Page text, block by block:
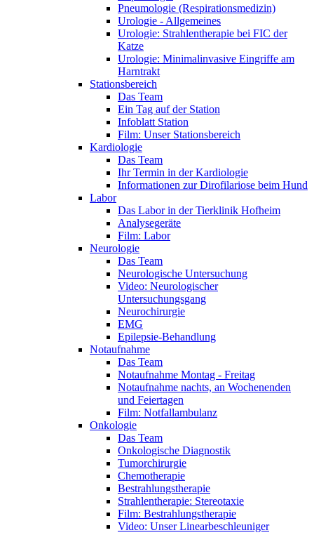
Pneumologie (Respirationsmedizin)
Urologie - Allgemeines
Urologie: Strahlentherapie bei FIC der
Katze
Urologie: Minimalinvasive Eingriffe am
Harntrakt
Stationsbereich
Das Team
Ein Tag auf der Station
Infoblatt Station
Film: Unser Stationsbereich
Kardiologie
Das Team
Ihr Termin in der Kardiologie
Informationen zur Dirofilariose beim Hund
Labor
Das Labor in der Tierklinik Hofheim
Analysegeräte
Film: Labor
Neurologie
Das Team
Neurologische Untersuchung
Video: Neurologischer
Untersuchungsgang
Neurochirurgie
EMG
Epilepsie-Behandlung
Notaufnahme
Das Team
Notaufnahme Montag - Freitag
Notaufnahme nachts, an Wochenenden
und Feiertagen
Film: Notfallambulanz
Onkologie
Das Team
Onkologische Diagnostik
Tumorchirurgie
Chemotherapie
Bestrahlungstherapie
Strahlentherapie: Stereotaxie
Film: Bestrahlungstherapie
Video: Unser Linearbeschleuniger